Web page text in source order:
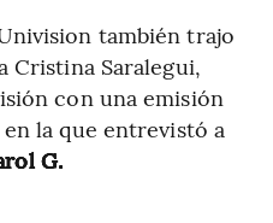
también trajo
Cristina Saralegui,
con una emisión
la que entrevistó a
G.